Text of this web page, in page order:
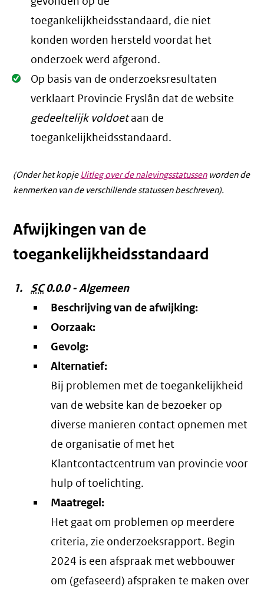
toegankelijkheidsstandaard, die niet
konden worden hersteld voordat het
onderzoek werd afgerond.
Oké.
Op basis van de onderzoeksresultaten
verklaart Provincie Fryslân dat de website
gedeeltelijk voldoetaan de
toegankelijkheidsstandaard.
(Onder het kopje Uitleg over de nalevingsstatussenworden de
kenmerken van de verschillende statussen beschreven).
Afwijkingen van de
toegankelijkheidsstandaard
SC0.0.0 - Algemeen
Beschrijving van de afwijking:
Oorzaak:
Gevolg:
Alternatief:
Bij problemen met de toegankelijkheid
van de website kan de bezoeker op
diverse manieren contact opnemen met
de organisatie of met het
Klantcontactcentrum van provincie voor
hulp of toelichting.
Maatregel:
Het gaat om problemen op meerdere
criteria, zie onderzoeksrapport. Begin
2024 is een afspraak met webbouwer
om (gefaseerd) afspraken te maken over